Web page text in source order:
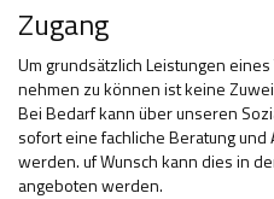
Zugang
Um grundsätzlich Leistungen
nehmen zu können ist keine
Bei Bedarf kann über unseren
sofort eine fachliche Beratung
werden. uf Wunsch kann dies in
angeboten werden.